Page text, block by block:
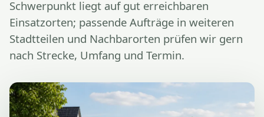
Schwerpunkt liegt auf gut erreichbaren
Einsatzorten; passende Aufträge in weiteren
Stadtteilen und Nachbarorten prüfen wir gern
nach Strecke, Umfang und Termin.